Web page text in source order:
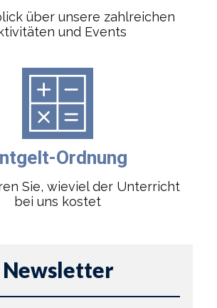
über unsere zahlreichen
und Events
Ordnung
Sie, wieviel der Unterricht
bei uns kostet
Newsletter